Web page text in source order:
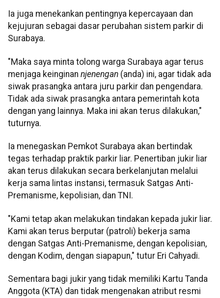
Ia juga menekankan pentingnya kepercayaan dan
kejujuran sebagai dasar perubahan sistem parkir di
Surabaya.
"Maka saya minta tolong warga Surabaya agar terus
menjaga keinginan njenengan (anda) ini, agar tidak ada
siwak prasangka antara juru parkir dan pengendara.
Tidak ada siwak prasangka antara pemerintah kota
dengan yang lainnya. Maka ini akan terus dilakukan,"
tuturnya.
Ia menegaskan Pemkot Surabaya akan bertindak
tegas terhadap praktik parkir liar. Penertiban jukir liar
akan terus dilakukan secara berkelanjutan melalui
kerja sama lintas instansi, termasuk Satgas Anti-
Premanisme, kepolisian, dan TNI.
"Kami tetap akan melakukan tindakan kepada jukir liar.
Kami akan terus berputar (patroli) bekerja sama
dengan Satgas Anti-Premanisme, dengan kepolisian,
dengan Kodim, dengan siapapun," tutur Eri Cahyadi.
Sementara bagi jukir yang tidak memiliki Kartu Tanda
Anggota (KTA) dan tidak mengenakan atribut resmi